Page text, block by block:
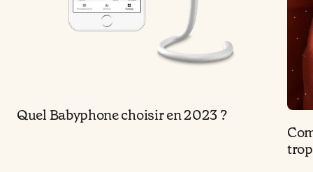
Quel Babyphone choisir en 2023 ?